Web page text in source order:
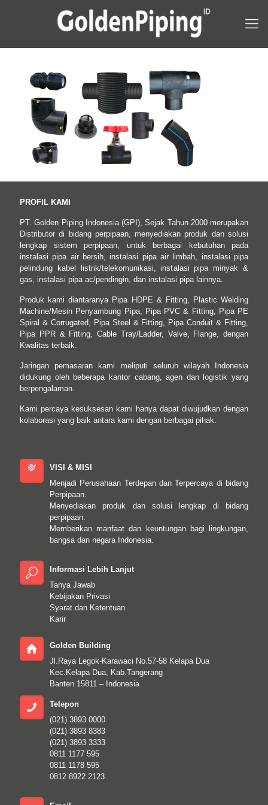
PROFIL KAMI
PT. Golden Piping Indonesia (GPI), Sejak Tahun 2000 merupakan
Distributor di bidang perpipaan, menyediakan produk dan solusi
lengkap sistem perpipaan, untuk berbagai kebutuhan pada
instalasi pipa air bersih, instalasi pipa air limbah, instalasi pipa
pelindung kabel listrik/telekomunikasi, instalasi pipa minyak &
gas, instalasi pipa ac/pendingin, dan instalasi pipa lainnya.
Produk kami diantaranya Pipa HDPE & Fitting, Plastic Welding
Machine/Mesin Penyambung Pipa, Pipa PVC & Fitting, Pipa PE
Spiral & Corrugated, Pipa Steel & Fitting, Pipa Conduit & Fitting,
Pipa PPR & Fitting, Cable Tray/Ladder, Valve, Flange, dengan
Kwalitas terbaik.
Jaringan pemasaran kami meliputi seluruh wilayah Indonesia
didukung oleh beberapa kantor cabang, agen dan logistik yang
berpengalaman.
Kami percaya kesuksesan kami hanya dapat diwujudkan dengan
kolaborasi yang baik antara kami dengan berbagai pihak.
VISI & MISI
Menjadi Perusahaan Terdepan dan Terpercaya di bidang
Perpipaan.
Menyediakan produk dan solusi lengkap di bidang
perpipaan.
Memberikan manfaat dan keuntungan bagi lingkungan,
bangsa dan negara Indonesia.
Informasi Lebih Lanjut
Tanya Jawab
Kebijakan Privasi
Syarat dan Ketentuan
Karir
Golden Building
Jl.Raya Legok-Karawaci No.57-58 Kelapa Dua
Kec.Kelapa Dua, Kab.Tangerang
Banten 15811 – Indonesia
Telepon
(021) 3893 0000
(021) 3893 8383
(021) 3893 3333
0811 1177 595
0811 1178 595
0812 8922 2123